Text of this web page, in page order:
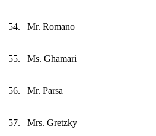
54. Mr. Romano
55. Ms. Ghamari
56. Mr. Parsa
57. Mrs. Gretzky